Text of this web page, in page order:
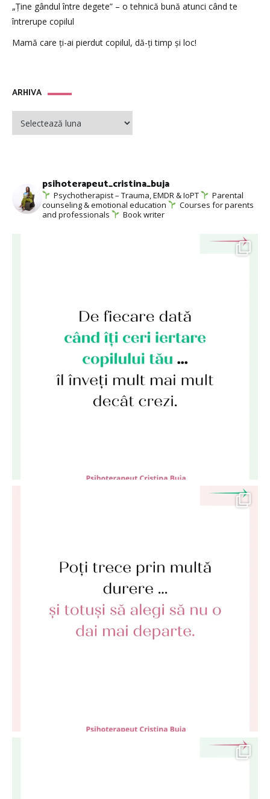
„Ține gândul între degete” – o tehnică bună atunci când te
întrerupe copilul
Mamă care ți-ai pierdut copilul, dă-ți timp și loc!
ARHIVAARHIVA
psihoterapeut_cristina_buja
Psychotherapist – Trauma, EMDR & IoPT
Parental
counseling & emotional education
Courses for parents
and professionals
Book writer